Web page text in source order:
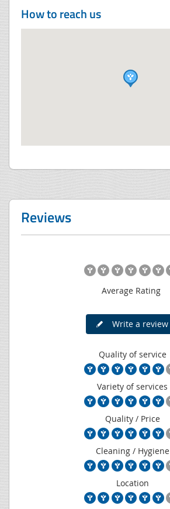
How to reach us
Reviews
Average Rating
Write a review
Quality of service
Variety of services
Quality / Price
Cleaning / Hygiene
Location